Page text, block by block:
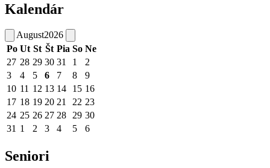
Kalendár
August2026
Po Ut St Št Pia So Ne
27 28 29 30 31 1
2
3
4 5 6 7 8
9
10 11 12 13 14 15 16
17 18 19 20 21 22 23
24 25 26 27 28 29 30
31 1 2 3 4 5 6
Seniori